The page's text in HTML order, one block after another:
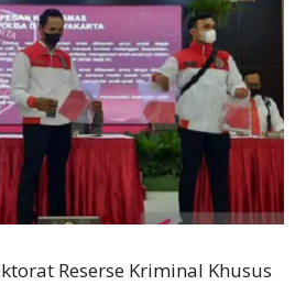
Reserse Kriminal Khusus